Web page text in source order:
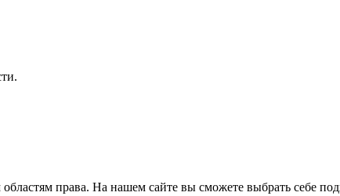
права. На нашем сайте вы сможете выбрать себе